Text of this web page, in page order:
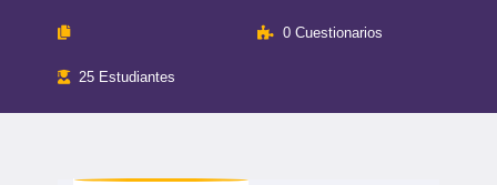
0 Cuestionarios
25 Estudiantes